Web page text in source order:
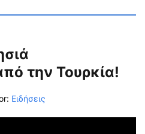
την Τουρκία!
Ειδήσεις